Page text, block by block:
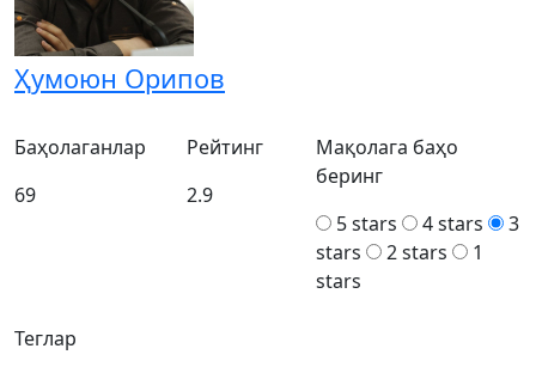
Ҳумоюн Орипов
Теглар
Баҳолаганлар
69
Рейтинг
2.9
Мақолага баҳо
беринг
5 stars
4 stars
3
stars
2 stars
1
stars